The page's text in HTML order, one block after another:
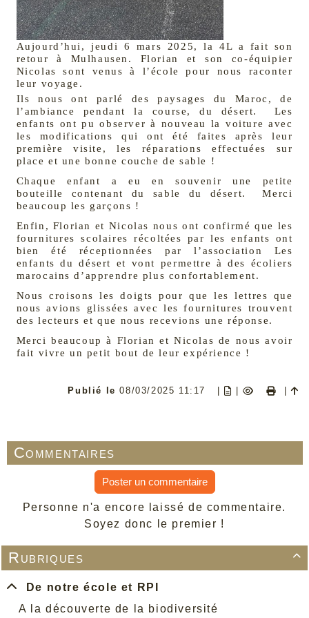

Rubriques
De notre école et RPI
A la découverte de la biodiversité
Aujourd’hui, jeudi 6 mars 2025, la 4L a fait son
retour à Mulhausen. Florian et son co-équipier
Nicolas sont venus à l’école pour nous raconter
leur voyage.
Ils nous ont parlé des paysages du Maroc, de
l’ambiance pendant la course, du désert. Les
enfants ont pu observer à nouveau la voiture avec
les modifications qui ont été faites après leur
première visite, les réparations effectuées sur
place et une bonne couche de sable !
Chaque enfant a eu en souvenir une petite
bouteille contenant du sable du désert. Merci
beaucoup les garçons !
Enfin, Florian et Nicolas nous ont confirmé que les
fournitures scolaires récoltées par les enfants ont
bien été réceptionnées par l’association Les
enfants du désert et vont permettre à des écoliers
marocains d’apprendre plus confortablement.
Nous croisons les doigts pour que les lettres que
nous avions glissées avec les fournitures trouvent
des lecteurs et que nous recevions une réponse.
Merci beaucoup à Florian et Nicolas de nous avoir
fait vivre un petit bout de leur expérience !
Publié le08/03/2025 11:17 |
Commentaires
Poster un commentaire
Personne n'a encore laissé de commentaire.
Soyez donc le premier !